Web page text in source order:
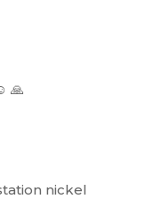
🙏
nickel